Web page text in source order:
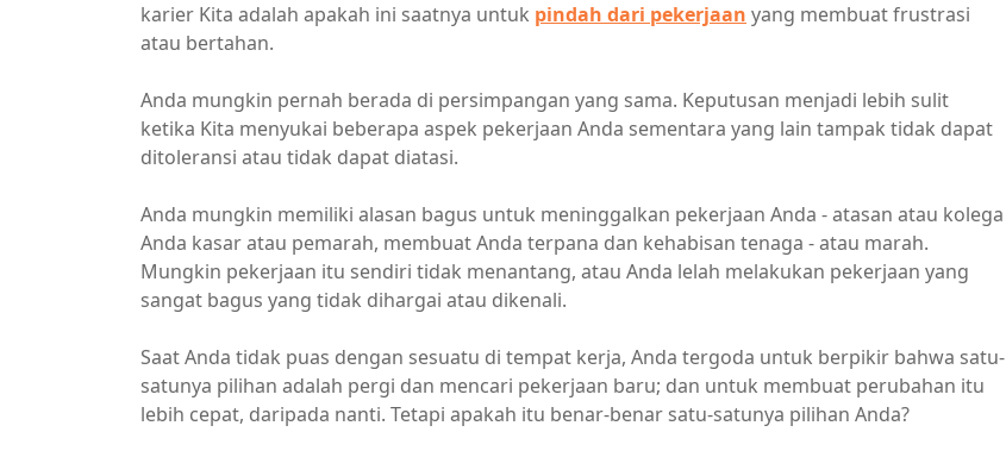
karier Kita adalah apakah ini saatnya untuk pindah dari pekerjaan yang membuat frustrasi
atau bertahan.
Anda mungkin pernah berada di persimpangan yang sama. Keputusan menjadi lebih sulit
ketika Kita menyukai beberapa aspek pekerjaan Anda sementara yang lain tampak tidak dapat
ditoleransi atau tidak dapat diatasi.
Anda mungkin memiliki alasan bagus untuk meninggalkan pekerjaan Anda - atasan atau kolega
Anda kasar atau pemarah, membuat Anda terpana dan kehabisan tenaga - atau marah.
Mungkin pekerjaan itu sendiri tidak menantang, atau Anda lelah melakukan pekerjaan yang
sangat bagus yang tidak dihargai atau dikenali.
Saat Anda tidak puas dengan sesuatu di tempat kerja, Anda tergoda untuk berpikir bahwa satu-
satunya pilihan adalah pergi dan mencari pekerjaan baru; dan untuk membuat perubahan itu
lebih cepat, daripada nanti. Tetapi apakah itu benar-benar satu-satunya pilihan Anda?